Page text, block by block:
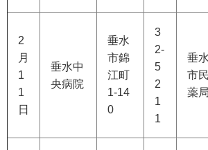
2
月
1
1
日
垂水中
央病院
垂水
市錦
江町
1-14
0
3
2-
5
2
1
1
垂水
市民
薬局